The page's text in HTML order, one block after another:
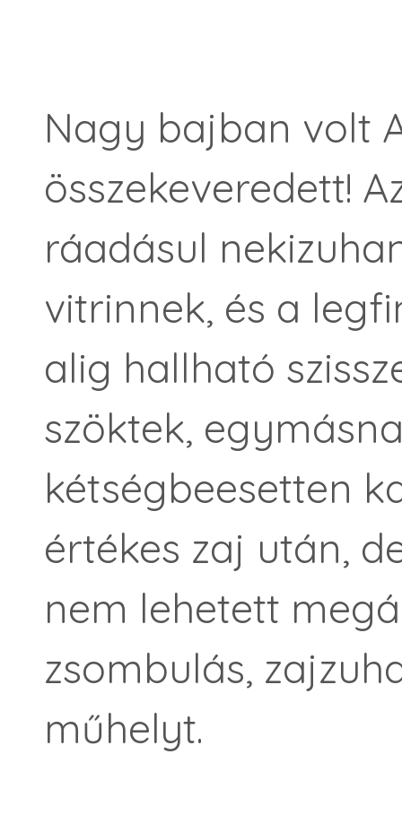
Nagy bajban volt
összekeveredett!
ráadásul
vitrinnek, és a
alig hallható
szöktek,
kétségbeesetten
értékes zaj után,
nem lehetett
zsombulás,
műhelyt.